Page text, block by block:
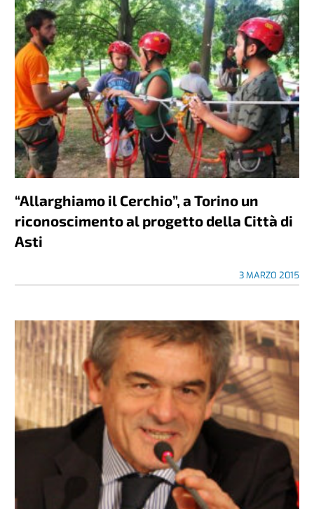
“Allarghiamo il Cerchio”, a Torino un
riconoscimento al progetto della Città di
Asti
3 MARZO 2015